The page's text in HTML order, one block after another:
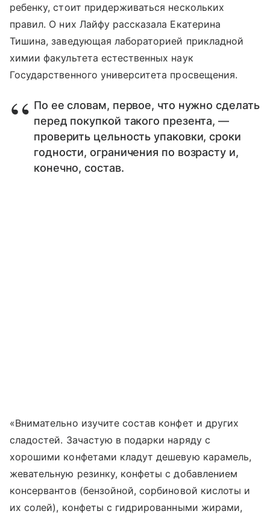
ребенку, стоит придерживаться нескольких
правил. О них Лайфу рассказала Екатерина
Тишина, заведующая лабораторией прикладной
химии факультета естественных наук
Государственного университета просвещения.
По ее словам, первое, что нужно сделать
перед покупкой такого презента, —
проверить цельность упаковки, сроки
годности, ограничения по возрасту и,
конечно, состав.
«Внимательно изучите состав конфет и других
сладостей. Зачастую в подарки наряду с
хорошими конфетами кладут дешевую карамель,
жевательную резинку, конфеты с добавлением
консервантов (бензойной, сорбиновой кислоты и
их солей), конфеты с гидрированными жирами,